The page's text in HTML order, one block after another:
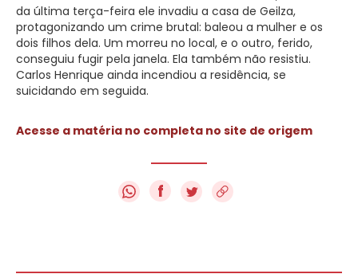
da última terça-feira ele invadiu a casa de Geilza,
protagonizando um crime brutal: baleou a mulher e os
dois filhos dela. Um morreu no local, e o outro, ferido,
conseguiu fugir pela janela. Ela também não resistiu.
Carlos Henrique ainda incendiou a residência, se
suicidando em seguida.
Acesse a matéria no completa no site de origem
f